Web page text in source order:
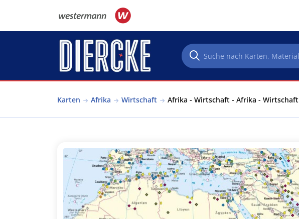
Karten Afrika Wirtschaft Afrika - Wirtschaft - Afrika - Wirtschaft